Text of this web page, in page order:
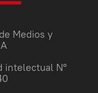
Medios y
intelectual N°